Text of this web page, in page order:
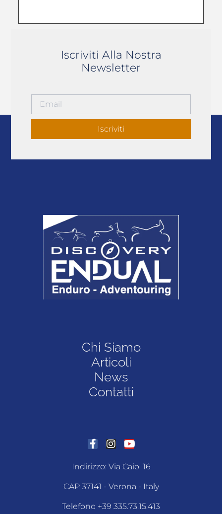
Iscriviti Alla Nostra
Newsletter
Iscriviti
Chi Siamo
Articoli
News
Contatti
Indirizzo: Via Caio' 16
CAP 37141 - Verona - Italy
Telefono +39 335.73.15.413